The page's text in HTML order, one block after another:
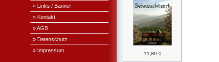
» Links / Banner
» Kontakt
» AGB
» Datenschutz
» Impressum
11,80 €